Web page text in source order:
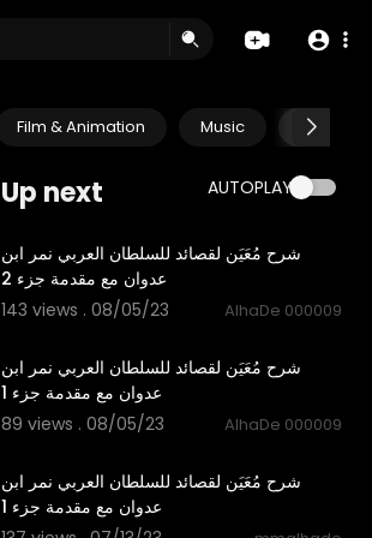
Film & Animation Music Pets &
Up next AUTOPLAY
شرح مُعَيَن لقصائد للسلطان العربي نمر ابن
عدوان مع مقدمة جزء 2
143 views . 08/05/23
AlhaDe 000009
شرح مُعَيَن لقصائد للسلطان العربي نمر ابن
عدوان مع مقدمة جزء 1
89 views . 08/05/23
AlhaDe 000009
شرح مُعَيَن لقصائد للسلطان العربي نمر ابن
عدوان مع مقدمة جزء 1